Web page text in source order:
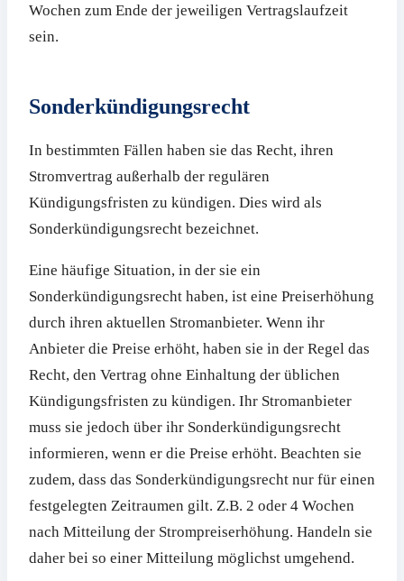
Wochen zum Ende der jeweiligen Vertragslaufzeit
sein.
Sonderkündigungsrecht
In bestimmten Fällen haben sie das Recht, ihren
Stromvertrag außerhalb der regulären
Kündigungsfristen zu kündigen. Dies wird als
Sonderkündigungsrecht bezeichnet.
Eine häufige Situation, in der sie ein
Sonderkündigungsrecht haben, ist eine Preiserhöhung
durch ihren aktuellen Stromanbieter. Wenn ihr
Anbieter die Preise erhöht, haben sie in der Regel das
Recht, den Vertrag ohne Einhaltung der üblichen
Kündigungsfristen zu kündigen. Ihr Stromanbieter
muss sie jedoch über ihr Sonderkündigungsrecht
informieren, wenn er die Preise erhöht. Beachten sie
zudem, dass das Sonderkündigungsrecht nur für einen
festgelegten Zeitraumen gilt. Z.B. 2 oder 4 Wochen
nach Mitteilung der Strompreiserhöhung. Handeln sie
daher bei so einer Mitteilung möglichst umgehend.